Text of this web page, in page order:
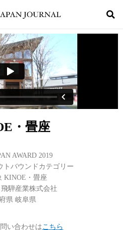
・畳座
AWARD 2019
トバウンドカテゴリー
KINOE・畳座
騨産業株式会社
県 岐阜県
い合わせは こちら